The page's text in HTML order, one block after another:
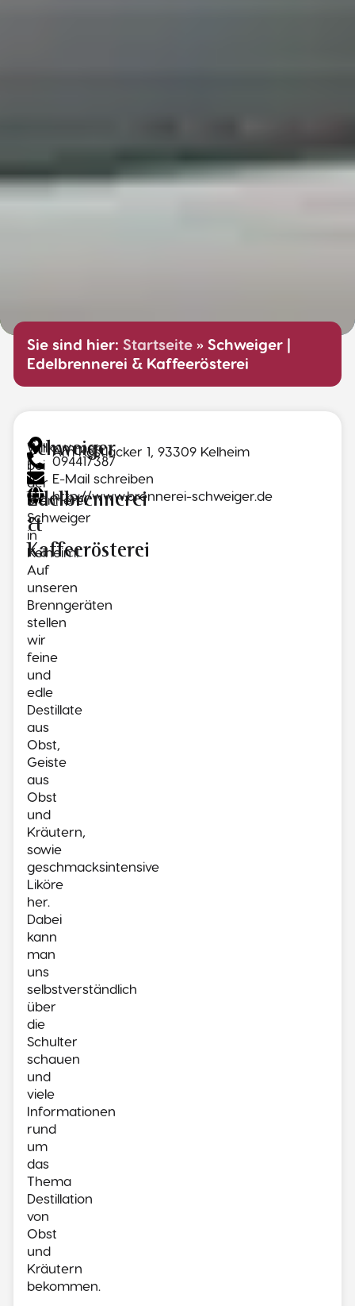
Sie sind hier: Startseite » Schweiger |
Edelbrennerei & Kaffeerösterei
Schweiger
|
Edelbrennerei
&
Kaffeerösterei
Willkommen
bei
der
Brennerei
Schweiger
in
Kelheim!
Auf
unseren
Brenngeräten
stellen
wir
feine
und
edle
Destillate
aus
Obst,
Geiste
aus
Obst
und
Kräutern,
sowie
geschmacksintensive
Liköre
her.
Dabei
kann
man
uns
selbstverständlich
über
die
Schulter
schauen
und
viele
Informationen
rund
um
das
Thema
Destillation
von
Obst
und
Kräutern
bekommen.
Am Kastlacker 1, 93309 Kelheim
094417387
E-Mail schreiben
http://www.brennerei-schweiger.de